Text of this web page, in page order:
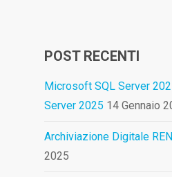
POST RECENTI
Microsoft SQL Server
Server 2025 14 Gennaio
Archiviazione Digitale
2025